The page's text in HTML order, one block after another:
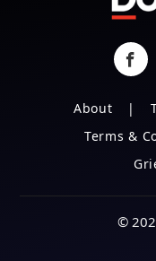
About
Terms &
©